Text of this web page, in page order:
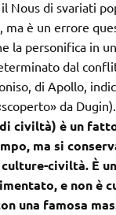
Nous di svariati
ma è un errore
la personifica in
dal
di Apollo,
da Dugin).
civiltà) è un
ma si
civiltà. È
e non è
una famosa